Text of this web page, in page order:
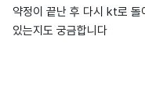
약정이 끝난 후 다시 kt로 돌
있는지도 궁금합니다